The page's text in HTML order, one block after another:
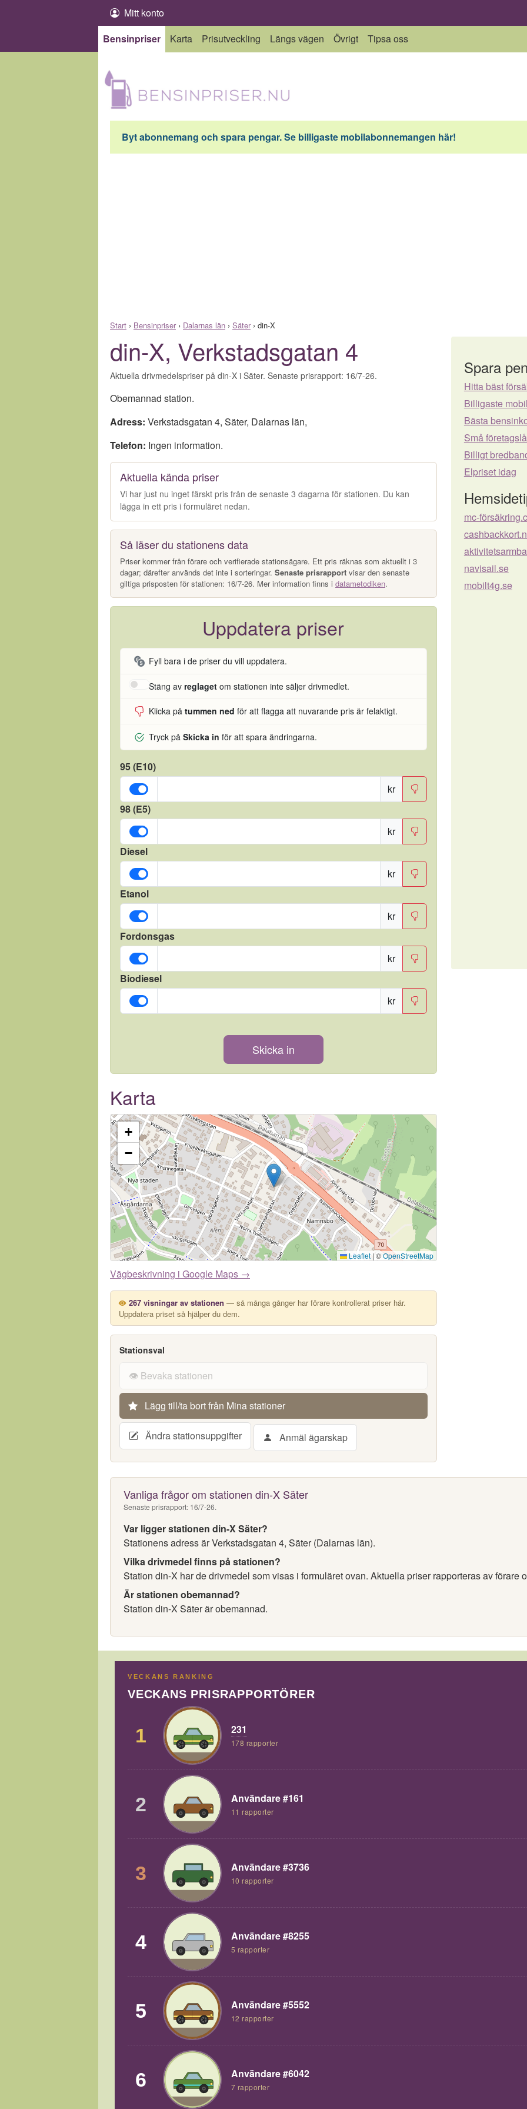
Mitt konto
Bensinpriser
Karta Prisutveckling Längs vägen Övrigt Tipsa oss
Byt abonnemang och spara pengar. Se billigaste mobilabonnemangen här!
Start › Bensinpriser› Dalarnas län › Säter› din-X
din-X, Verkstadsgatan 4
Aktuella drivmedelspriser på din-X i Säter. Senaste prisrapport: 16/7-26.
Obemannad station.
Adress: Verkstadsgatan 4, Säter, Dalarnas län,
Telefon: Ingen information.
Aktuella kända priser
Vi har just nu inget färskt pris från de senaste 3 dagarna för stationen. Du kan
lägga in ett pris i formuläret nedan.
Så läser du stationens data
Priser kommer från förare och verifierade stationsägare. Ett pris räknas som aktuellt i 3
dagar; därefter används det inte i sorteringar. Senaste prisrapport visar den senaste
giltiga prisposten för stationen: 16/7-26. Mer information finns i datametodiken.
Uppdatera priser
Fyll bara i de priser du vill uppdatera.
Stäng av reglaget om stationen inte säljer drivmedlet.
Klicka på tummen ned för att flagga att nuvarande pris är felaktigt.
Tryck på Skicka in för att spara ändringarna.
95 (E10)
kr
98 (E5)
kr
Diesel
kr
Etanol
kr
Fordonsgas
kr
Biodiesel
kr
Skicka in
Karta
+
−
Leaflet | ©OpenStreetMap
Vägbeskrivning i Google Maps →
267 visningar av stationen — så många gånger har förare kontrollerat priser här.
Uppdatera priset så hjälper du dem.
Stationsval
👁️ Bevaka stationen
Lägg till/ta bort från Mina stationer
Ändra stationsuppgifter Anmäl ägarskap
Spara
Hitta bäst
Billigaste
Bästa
Små
Billigt
Elpriset idag
mc-
navisail.se
mobilt4g.se
Vanliga frågor om stationen din-X Säter
Senaste prisrapport: 16/7-26.
Var ligger stationen din-X Säter?
Stationens adress är Verkstadsgatan 4, Säter (Dalarnas län).
Vilka drivmedel finns på stationen?
Station din-X har de drivmedel som visas i formuläret ovan. Aktuella priser rapporteras av förare
Är stationen obemannad?
Station din-X Säter är obemannad.
VECKANS RANKING
VECKANS PRISRAPPORTÖRER
1 231
178 rapporter
2 Användare #161
11 rapporter
3 Användare #3736
10 rapporter
4 Användare #8255
5 rapporter
5 Användare #5552
12 rapporter
6 Användare #6042
7 rapporter